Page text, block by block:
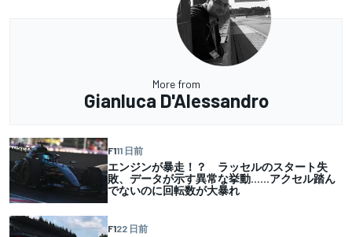
More from
Gianluca D'Alessandro
F111 日前
エンジンが暴走！？ ラッセルのスタート失
敗、データが示す異常な挙動……アクセル踏ん
でないのに回転数が大暴れ
F122 日前